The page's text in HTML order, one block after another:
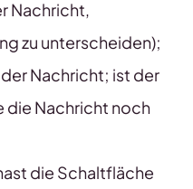
Nachricht,
zu unterscheiden);
Nachricht; ist der
Nachricht noch
die Schaltfläche